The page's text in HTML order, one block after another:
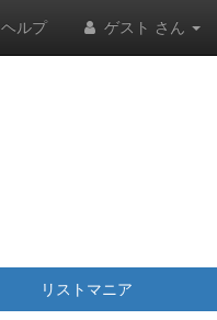
ヘルプ ゲスト さん
リストマニア